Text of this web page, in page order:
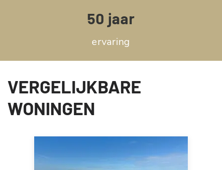
50 jaar
ervaring
VERGELIJKBARE
WONINGEN